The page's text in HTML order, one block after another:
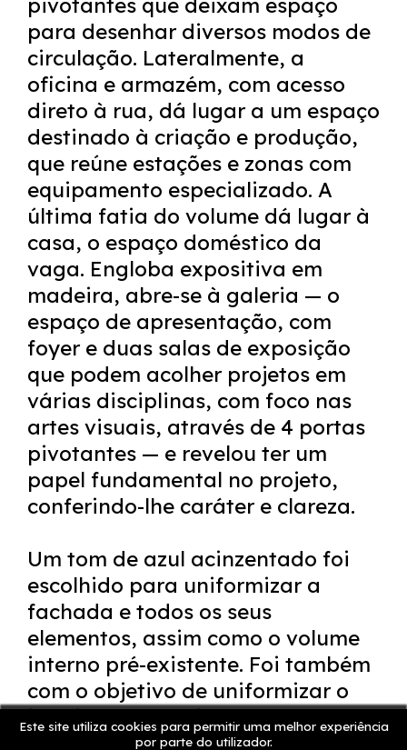
Este site utiliza cookies para permitir uma melhor experiência
por parte do utilizador.
para desenhar diversos modos de
circulação. Lateralmente, a
oficina e armazém, com acesso
direto à rua, dá lugar a um espaço
destinado à criação e produção,
que reúne estações e zonas com
equipamento especializado. A
última fatia do volume dá lugar à
casa, o espaço doméstico da
vaga. Engloba expositiva em
madeira, abre-se à galeria — o
espaço de apresentação, com
foyer e duas salas de exposição
que podem acolher projetos em
várias disciplinas, com foco nas
artes visuais, através de 4 portas
pivotantes — e revelou ter um
papel fundamental no projeto,
conferindo-lhe caráter e clareza.
Um tom de azul acinzentado foi
escolhido para uniformizar a
fachada e todos os seus
elementos, assim como o volume
interno pré-existente. Foi também
com o objetivo de uniformizar o
interior, que se pintou de preto
mate todo o teto e elementos